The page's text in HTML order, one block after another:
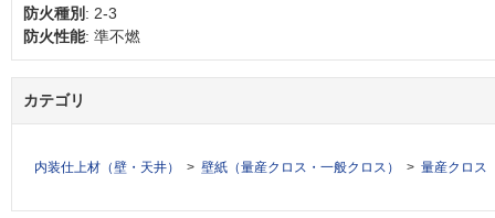
防火種別 : 2-3
防火性能: 準不燃
カテゴリ
内装仕上材（壁・天井） 壁紙（量産クロス・一般クロス） 量産クロス